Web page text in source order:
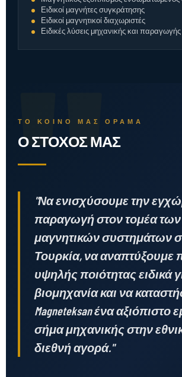
Ειδικοί μαγνήτες συγκράτησης
Ειδικοί μαγνητικοί διαχωριστές
Ειδικές λύσεις μηχανικής και
"
ΤΟ ΚΟΙΝΌ ΜΑΣ ΌΡΑΜΑ
Ο ΣΤΌΧΟΣ ΜΑΣ
"Να ενισχύσουμε την
παραγωγή στον τομέα των
μαγνητικών συστημάτων
Τουρκία, να αναπτύξουμε
υψηλής ποιότητας ειδικά
βιομηχανία και να
Magneteksan ένα αξιόπιστο
σήμα μηχανικής στην
διεθνή αγορά."